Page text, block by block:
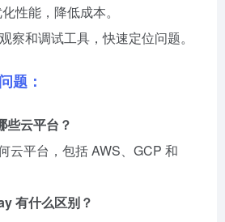
性能，降低成本。
察和调试工具，快速定位问题。
题：
云平台？
云平台，包括 AWS、GCP 和
有什么区别？